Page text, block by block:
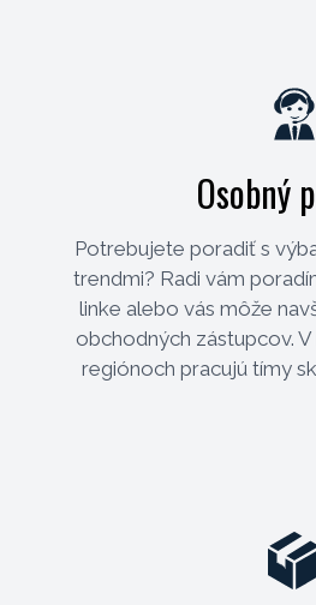
Osobný
Potrebujete poradiť s
trendmi? Radi vám
linke alebo vás môže
obchodných zástupcov.
regiónoch pracujú tímy